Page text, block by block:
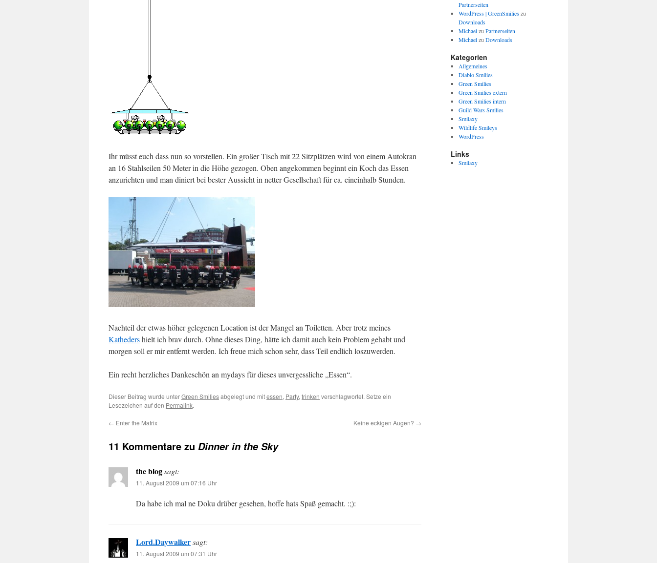
Ihr müsst euch dass nun so vorstellen. Ein großer Tisch mit 22 Sitzplätzen wird von einem Autokran
an 16 Stahlseilen 50 Meter in die Höhe gezogen. Oben angekommen beginnt ein Koch das Essen
anzurichten und man diniert bei bester Aussicht in netter Gesellschaft für ca. eineinhalb Stunden.
Nachteil der etwas höher gelegenen Location ist der Mangel an Toiletten. Aber trotz meines
Kathedershielt ich brav durch. Ohne dieses Ding, hätte ich damit auch kein Problem gehabt und
morgen soll er mir entfernt werden. Ich freue mich schon sehr, dass Teil endlich loszuwerden.
Ein recht herzliches Dankeschön an mydays für dieses unvergessliche „Essen“.
Dieser Beitrag wurde unterGreen Smiliesabgelegt und mitessen, Party, trinken verschlagwortet. Setze ein
Lesezeichen auf den Permalink.
← Enter the Matrix Keine eckigen Augen? →
11 Kommentare zu Dinner in the Sky
the blogsagt:
11. August 2009 um 07:16 Uhr
Da habe ich mal ne Doku drüber gesehen, hoffe hats Spaß gemacht. :;):
Lord.Daywalkersagt:
11. August 2009 um 07:31 Uhr
Partnerseiten
WordPress | GreenSmilieszu
Downloads
Michaelzu Partnerseiten
Michaelzu Downloads
Kategorien
Allgemeines
Diablo Smilies
Green Smilies
Green Smilies extern
Green Smilies intern
Guild Wars Smilies
Smilaxy
Wildlife Smileys
WordPress
Links
Smilaxy